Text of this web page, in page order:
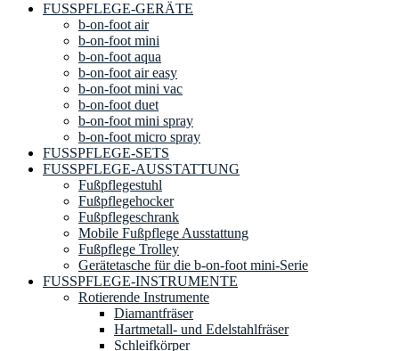
FUSSPFLEGE-GERÄTE
b-on-foot air
b-on-foot mini
b-on-foot aqua
b-on-foot air easy
b-on-foot mini vac
b-on-foot duet
b-on-foot mini spray
b-on-foot micro spray
FUSSPFLEGE-SETS
FUSSPFLEGE-AUSSTATTUNG
Fußpflegestuhl
Fußpflegehocker
Fußpflegeschrank
Mobile Fußpflege Ausstattung
Fußpflege Trolley
Gerätetasche für die b-on-foot mini-Serie
FUSSPFLEGE-INSTRUMENTE
Rotierende Instrumente
Diamantfräser
Hartmetall- und Edelstahlfräser
Schleifkörper